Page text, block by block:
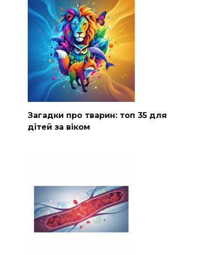
Загадки про тварин: топ 35 для
дітей за віком